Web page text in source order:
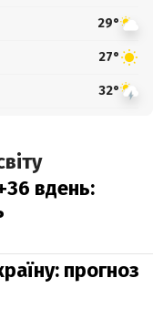
29°
27°
32°
вдень:
прогноз